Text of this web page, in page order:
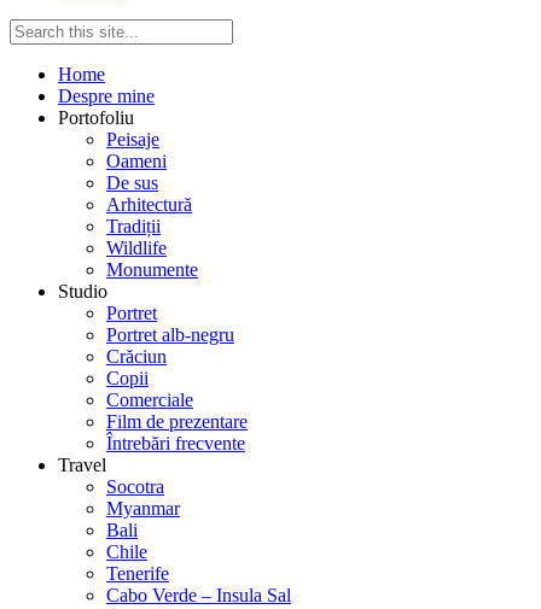
Home
Despre mine
Portofoliu
Peisaje
Oameni
De sus
Arhitectură
Tradiții
Wildlife
Monumente
Studio
Portret
Portret alb-negru
Crăciun
Copii
Comerciale
Film de prezentare
Întrebări frecvente
Travel
Socotra
Myanmar
Bali
Chile
Tenerife
Cabo Verde – Insula Sal